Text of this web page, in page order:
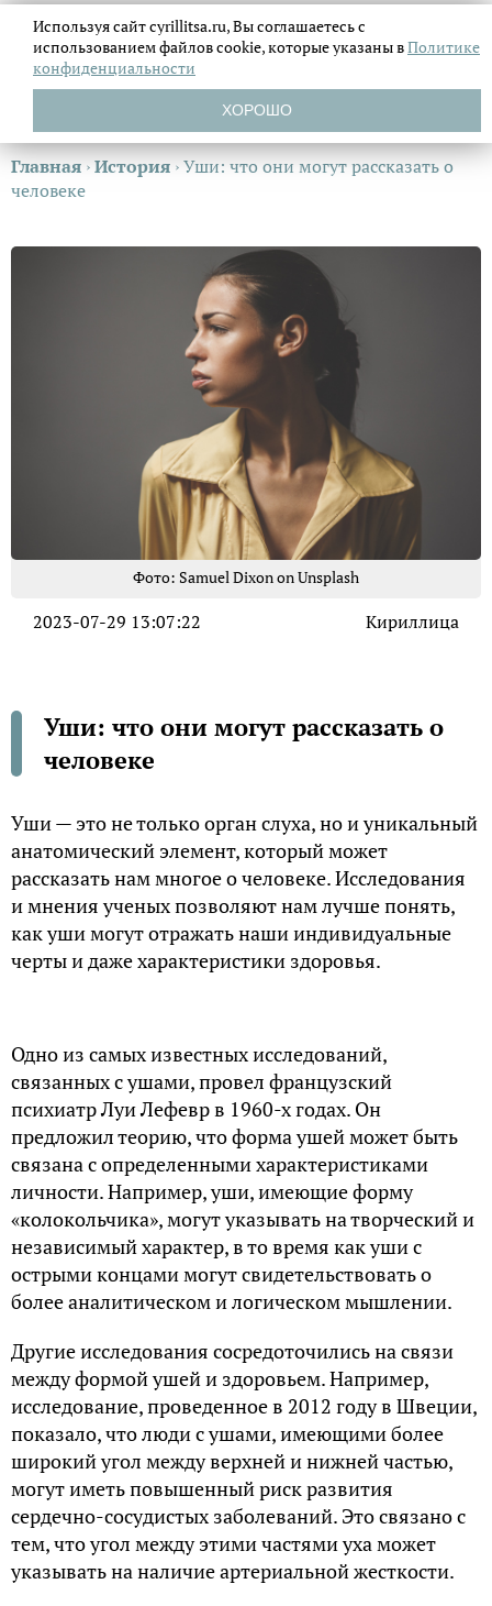
Главная ›История ›Уши: что они могут рассказать о
человеке
Фото: Samuel Dixon on Unsplash
2023-07-29 13:07:22 Кириллица
Уши: что они могут рассказать о
человеке
Уши — это не только орган слуха, но и уникальный
анатомический элемент, который может
рассказать нам многое о человеке. Исследования
и мнения ученых позволяют нам лучше понять,
как уши могут отражать наши индивидуальные
черты и даже характеристики здоровья.
Одно из самых известных исследований,
связанных с ушами, провел французский
психиатр Луи Лефевр в 1960-х годах. Он
предложил теорию, что форма ушей может быть
связана с определенными характеристиками
личности. Например, уши, имеющие форму
«колокольчика», могут указывать на творческий и
независимый характер, в то время как уши с
острыми концами могут свидетельствовать о
более аналитическом и логическом мышлении.
Другие исследования сосредоточились на связи
между формой ушей и здоровьем. Например,
исследование, проведенное в 2012 году в Швеции,
показало, что люди с ушами, имеющими более
широкий угол между верхней и нижней частью,
могут иметь повышенный риск развития
сердечно-сосудистых заболеваний. Это связано с
тем, что угол между этими частями уха может
указывать на наличие артериальной жесткости.
Используя сайт cyrillitsa.ru, Вы соглашаетесь с
использованием файловcookie, которые указаны вПолитике
конфиденциальности
ХОРОШО